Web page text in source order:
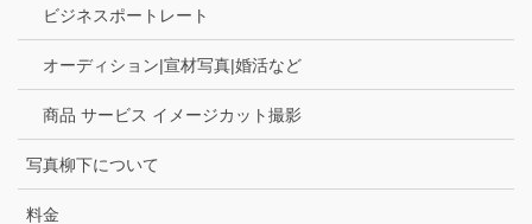
ビジネスポートレート
オーディション|宣材写真|婚活など
商品 サービス イメージカット撮影
写真柳下について
料金